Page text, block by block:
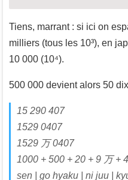
Tiens, marrant : si ici on
milliers (tous les 10³), en
10 000 (10⁴).
500 000 devient alors 50
15 290 407
1529 0407
1529 万 0407
1000 + 500 + 20 + 9 万 +
sen | go hyaku | ni juu |